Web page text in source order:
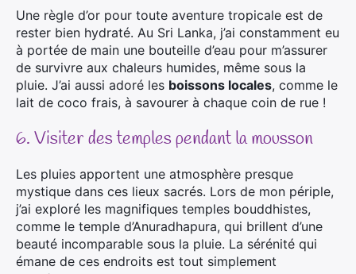
Une règle d’or pour toute aventure tropicale est de
rester bien hydraté. Au Sri Lanka, j’ai constamment eu
à portée de main une bouteille d’eau pour m’assurer
de survivre aux chaleurs humides, même sous la
pluie. J’ai aussi adoré les boissons locales, comme le
lait de coco frais, à savourer à chaque coin de rue !
6. Visiter des temples pendant la mousson
Les pluies apportent une atmosphère presque
mystique dans ces lieux sacrés. Lors de mon périple,
j’ai exploré les magnifiques temples bouddhistes,
comme le temple d’Anuradhapura, qui brillent d’une
beauté incomparable sous la pluie. La sérénité qui
émane de ces endroits est tout simplement